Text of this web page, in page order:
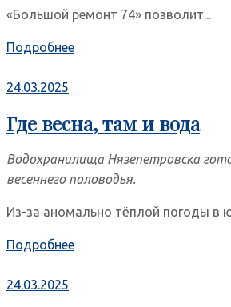
«Большой ремонт 74» позволит...
Подробнее
24.03.2025
Где весна, там и вода
Водохранилища Нязепетровска
весеннего половодья.
Из-за аномально тёплой погоды в
Подробнее
24.03.2025